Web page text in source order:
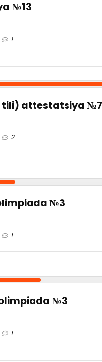
№13
1
tili) attestatsiya №7
2
№3
1
№3
1